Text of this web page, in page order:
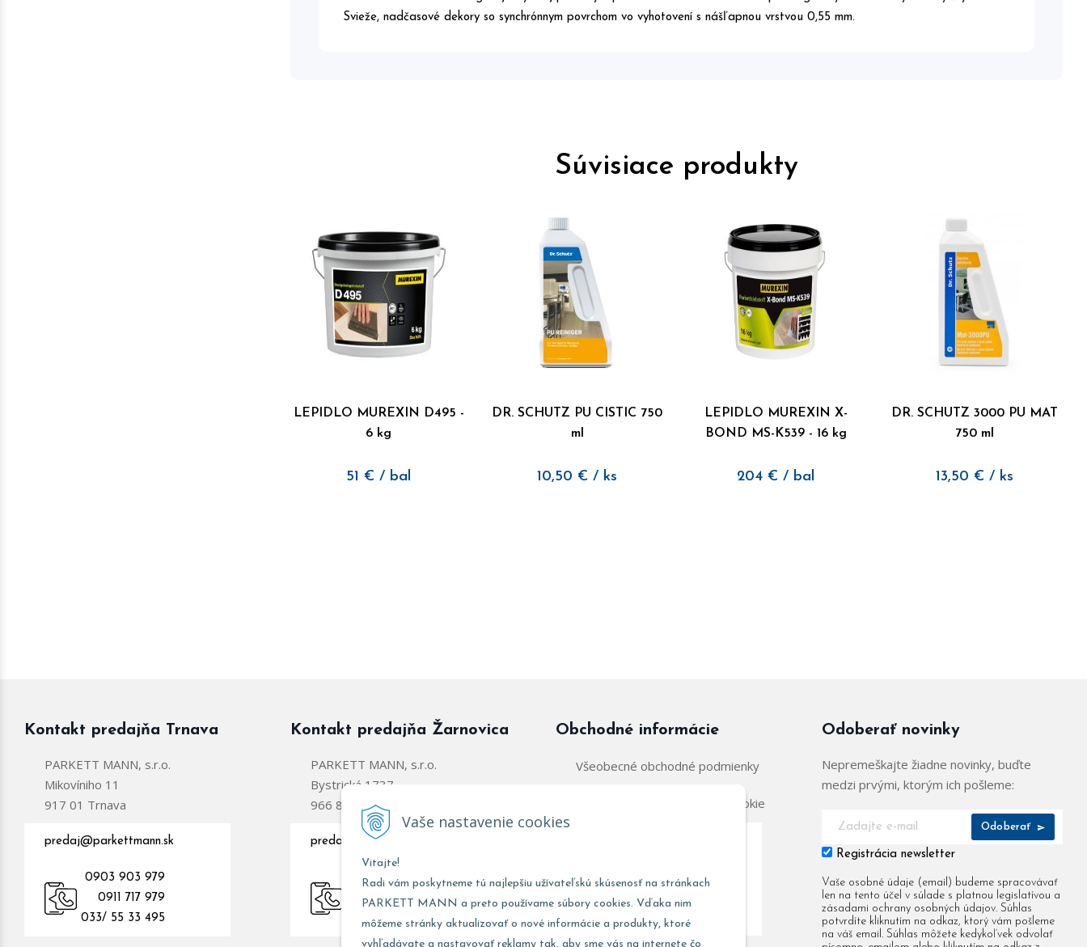
Vaše nastavenie cookies
Vitajte!
Radi vám poskytneme tú najlepšiu užívateľskú skúsenosť na stránkach
PARKETT MANN a preto používame súbory cookies. Vďaka nim
môžeme stránky aktualizovať o nové informácie a produkty, ktoré
vyhľadávate a nastavovať reklamy tak, aby sme vás na internete čo
Svieže, nadčasové dekory so synchrónnym povrchom vo vyhotovení s nášľapnou vrstvou 0,55 mm.
Súvisiace produkty
LEPIDLO MUREXIN D495 -
6 kg
51 € / bal
DR. SCHUTZ PU CISTIC 750
ml
10,50 € / ks
LEPIDLO MUREXIN X-
BOND MS-K539 - 16 kg
204 € / bal
DR. SCHUTZ 3000 PU MAT
750 ml
13,50 € / ks
Kontakt predajňa Trnava
PARKETT MANN, s.r.o.
Mikovíniho 11
917 01 Trnava
predaj@parkettmann.sk
0903 903 979
0911 717 979
033/ 55 33 495
Kontakt predajňa Žarnovica
PARKETT MANN, s.r.o.
Bystrická 1737
966 81 Žarnovica
predajzc@parkettmann.sk
0911 903 979
0902 907 979
Obchodné informácie
Všeobecné obchodné podmienky
Zásady používania súborov cookie
Stred/Východ:
Západ:
0947 900 904
0903 903 955
Odoberať novinky
Nepremeškajte žiadne novinky, buďte
medzi prvými, ktorým ich pošleme:
Odoberať
Registrácia newsletter
Vaše osobné údaje (email) budeme spracovávať
len na tento účel v súlade s platnou legislatívou a
zásadami ochrany osobných údajov. Súhlas
potvrdíte kliknutím na odkaz, ktorý vám pošleme
na váš email. Súhlas môžete kedykoľvek odvolať